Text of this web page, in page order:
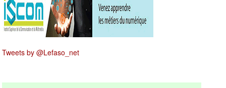
Tweets by @Lefaso_net